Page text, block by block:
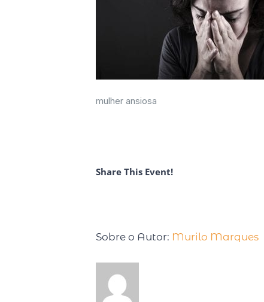
mulher ansiosa
Share This Event!
Sobre o Autor: Murilo Marques